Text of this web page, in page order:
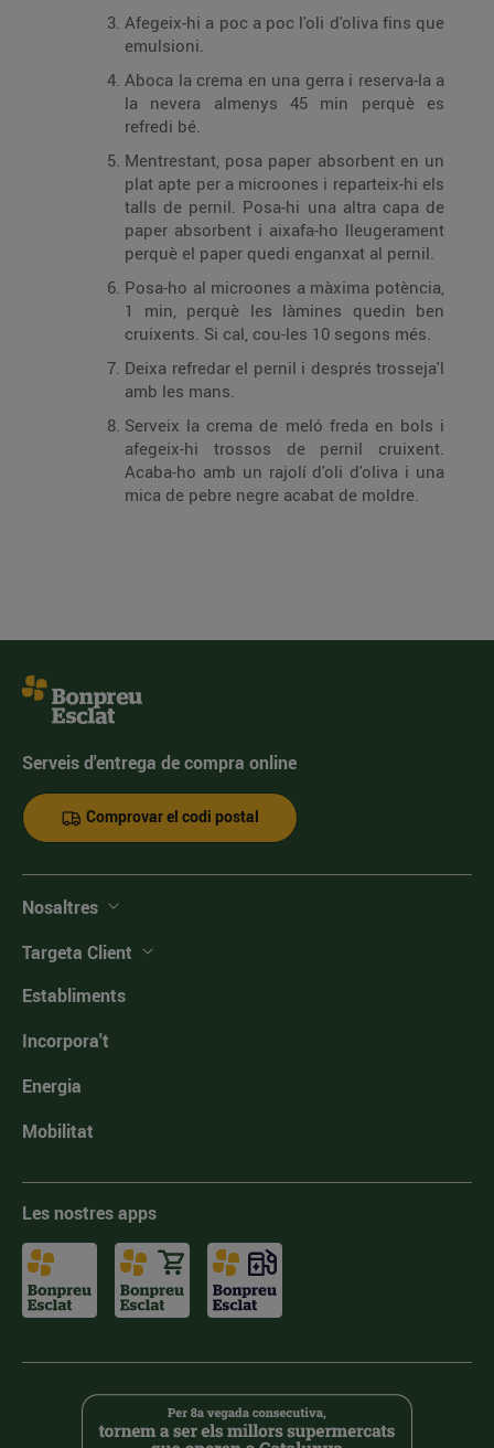
Afegeix-hi a poc a poc l'oli d'oliva fins que
emulsioni.
Aboca la crema en una gerra i reserva-la a
la nevera almenys 45 min perquè es
refredi bé.
Mentrestant, posa paper absorbent en un
plat apte per a microones i reparteix-hi els
talls de pernil. Posa-hi una altra capa de
paper absorbent i aixafa-ho lleugerament
perquè el paper quedi enganxat al pernil.
Posa-ho al microones a màxima potència,
1 min, perquè les làmines quedin ben
cruixents. Si cal, cou-les 10 segons més.
Deixa refredar el pernil i després trosseja'l
amb les mans.
Serveix la crema de meló freda en bols i
afegeix-hi trossos de pernil cruixent.
Acaba-ho amb un rajolí d'oli d'oliva i una
mica de pebre negre acabat de moldre.
Serveis d'entrega de compra online
Comprovar el codi postal
Nosaltres
Targeta Client
Establiments
Incorpora't
Energia
Mobilitat
Les nostres apps